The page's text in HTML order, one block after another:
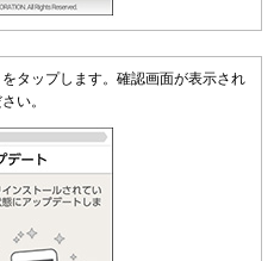
タップします。確認画面が表示され
い。